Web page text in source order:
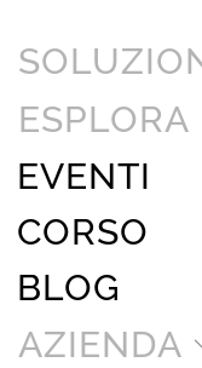
ESPLORA
EVENTI
CORSO
BLOG
AZIENDA